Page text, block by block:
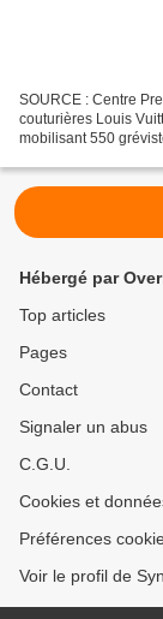
SOURCE : Centre
couturières Louis
mobilisant 550
Hébergé par
Top articles
Pages
Contact
Signaler un abus
C.G.U.
Cookies et
Préférences
Voir le profil de